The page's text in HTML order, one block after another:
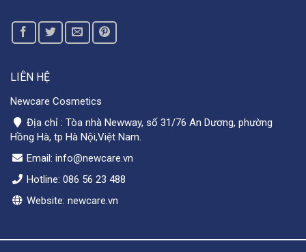
LIÊN HỆ
Newcare Cosmetics
Địa chỉ : Tòa nhà Newway, số 31/76 An Dương, phường
Hồng Hà, tp Hà Nội,Việt Nam.
Email: info@newcare.vn
Hotline: 086 56 23 488
Website: newcare.vn